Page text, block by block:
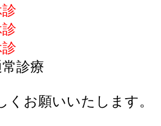
診療
くお願いいたします。